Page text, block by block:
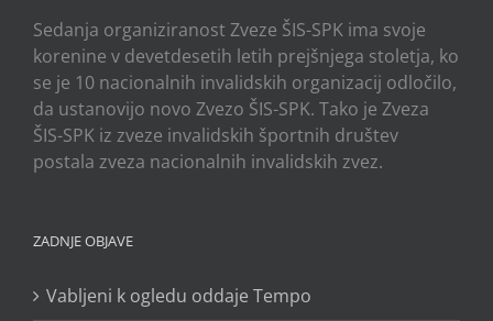
Sedanja organiziranost Zveze ŠIS-SPK ima svoje
korenine v devetdesetih letih prejšnjega stoletja, ko
se je 10 nacionalnih invalidskih organizacij odločilo,
da ustanovijo novo Zvezo ŠIS-SPK. Tako je Zveza
ŠIS-SPK iz zveze invalidskih športnih društev
postala zveza nacionalnih invalidskih zvez.
ZADNJE OBJAVE
Vabljeni k ogledu oddaje Tempo